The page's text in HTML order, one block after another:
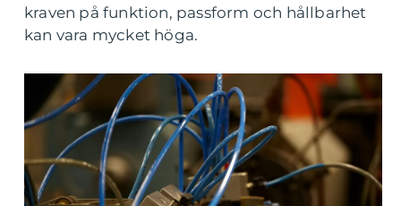
kraven på funktion, passform och hållbarhet
kan vara mycket höga.